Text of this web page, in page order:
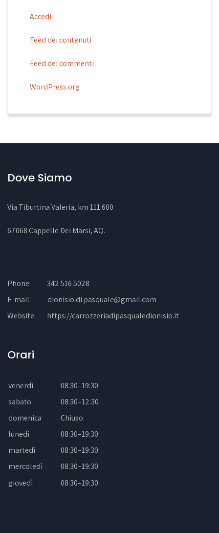
Accedi
Feed dei contenuti
Feed dei commenti
WordPress.org
Dove Siamo
Via Tiburtina Valeria, km 111.600
67068 Cappelle Dei Marsi, AQ.
Phone:
342 516 5028
E-mail:
dionisio.di.pasquale@gmail.com
Website:
https://carrozzeriadipasqualedionisio.it
Orari
venerdì
08:30–19:30
sabato
08:30–12:30
domenica
Chiuso
lunedì
08:30–19:30
martedì
08:30–19:30
mercoledì
08:30–19:30
giovedì
08:30–19:30